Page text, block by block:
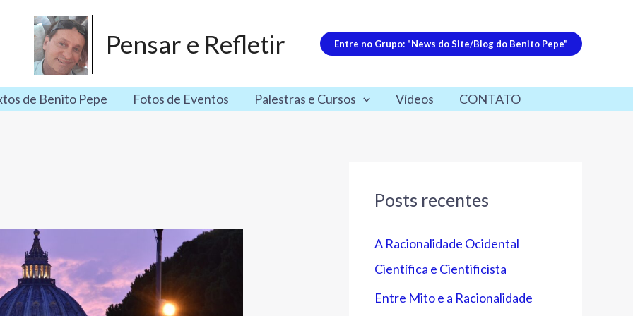
Pensar e Refletir Entre no Grupo: "News do Site/Blog do Benito Pepe"
de Benito Pepe Fotos de Eventos Palestras e Cursos Vídeos CONTATO
Posts recentes
A Racionalidade Ocidental
Científica e Cientificista
Entre Mito e a Racionalidade